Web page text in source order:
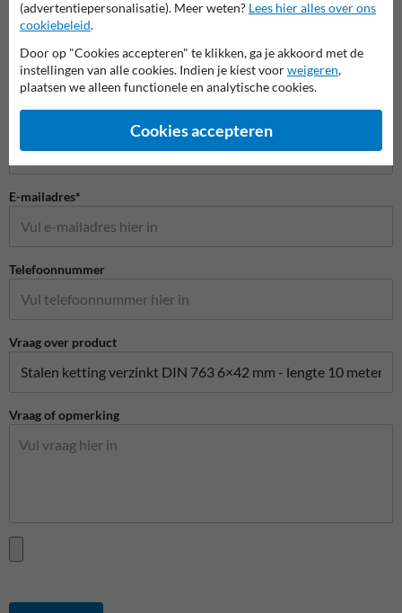
Stel je vraag aan Rampaal.be
Naam*
E-mailadres*
Telefoonnummer
Vraag over product
Vraag of opmerking
(advertentiepersonalisatie). Meer weten? Lees hier alles over ons
cookiebeleid.
Door op "Cookies accepteren" te klikken, ga je akkoord met de
instellingen van alle cookies. Indien je kiest voorweigeren,
plaatsen we alleen functionele en analytische cookies.
Cookies accepteren